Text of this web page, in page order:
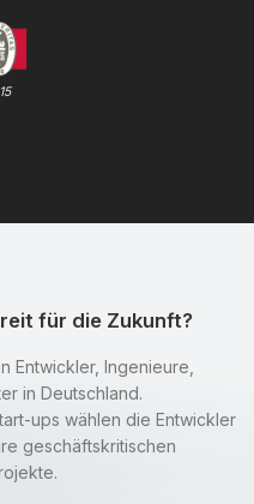
für die Zukunft?
Entwickler, Ingenieure,
in Deutschland.
ups wählen die Entwickler
geschäftskritischen